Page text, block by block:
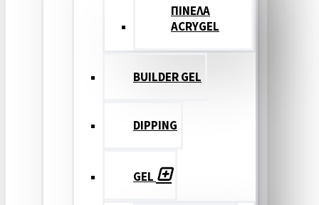
ΠΙΝΕΛΑ
ACRYGEL
BUILDER GEL
DIPPING
GEL